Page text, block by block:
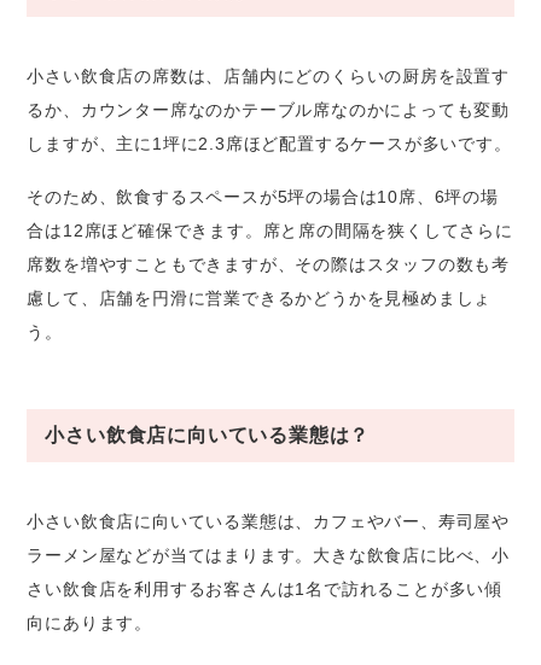
小さい飲食店の席数は、店舗内にどのくらいの厨房を設置す
るか、カウンター席なのかテーブル席なのかによっても変動
しますが、主に1坪に2.3席ほど配置するケースが多いです。
そのため、飲食するスペースが5坪の場合は10席、6坪の場
合は12席ほど確保できます。席と席の間隔を狭くしてさらに
席数を増やすこともできますが、その際はスタッフの数も考
慮して、店舗を円滑に営業できるかどうかを見極めましょ
う。
小さい飲食店に向いている業態は？
小さい飲食店に向いている業態は、カフェやバー、寿司屋や
ラーメン屋などが当てはまります。大きな飲食店に比べ、小
さい飲食店を利用するお客さんは1名で訪れることが多い傾
向にあります。